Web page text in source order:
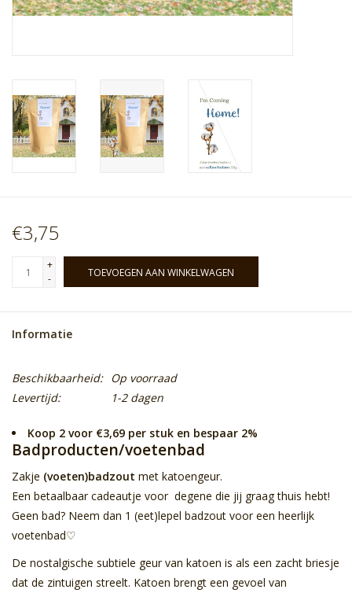
Blogs
€3,75
+
-
TOEVOEGEN AAN WINKELWAGEN
Informatie
Beschikbaarheid: Op voorraad
Levertijd:
1-2 dagen
Koop 2 voor €3,69 per stuk en bespaar 2%
Badproducten/voetenbad
Zakje (voeten)badzout met katoengeur.
Een betaalbaar cadeautje voor degene die jij graag thuis hebt!
Geen bad? Neem dan 1 (eet)lepel badzout voor een heerlijk
voetenbad♡
De nostalgische subtiele geur van katoen is als een zacht briesje
dat de zintuigen streelt. Katoen brengt een gevoel van